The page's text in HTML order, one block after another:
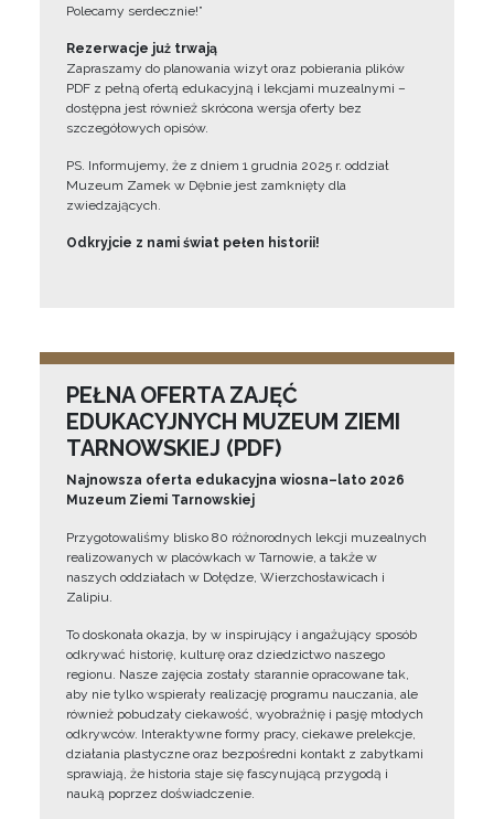
Polecamy serdecznie!”
Rezerwacje już trwają
Zapraszamy do planowania wizyt oraz pobierania plików
PDF z pełną ofertą edukacyjną i lekcjami muzealnymi –
dostępna jest również skrócona wersja oferty bez
szczegółowych opisów.
PS. Informujemy, że z dniem 1 grudnia 2025 r. oddział
Muzeum Zamek w Dębnie jest zamknięty dla
zwiedzających.
Odkryjcie z nami świat pełen historii!
PEŁNA OFERTA ZAJĘĆ
EDUKACYJNYCH MUZEUM ZIEMI
TARNOWSKIEJ (PDF)
Najnowsza oferta edukacyjna wiosna–lato 2026
Muzeum Ziemi Tarnowskiej
Przygotowaliśmy blisko 80 różnorodnych lekcji muzealnych
realizowanych w placówkach w Tarnowie, a także w
naszych oddziałach w Dołędze, Wierzchosławicach i
Zalipiu.
To doskonała okazja, by w inspirujący i angażujący sposób
odkrywać historię, kulturę oraz dziedzictwo naszego
regionu. Nasze zajęcia zostały starannie opracowane tak,
aby nie tylko wspierały realizację programu nauczania, ale
również pobudzały ciekawość, wyobraźnię i pasję młodych
odkrywców. Interaktywne formy pracy, ciekawe prelekcje,
działania plastyczne oraz bezpośredni kontakt z zabytkami
sprawiają, że historia staje się fascynującą przygodą i
nauką poprzez doświadczenie.